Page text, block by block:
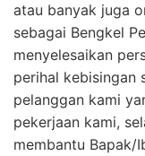
atau banyak juga
sebagai Bengkel
menyelesaikan
perihal kebisingan
pelanggan kami
pekerjaan kami,
membantu Bapak/